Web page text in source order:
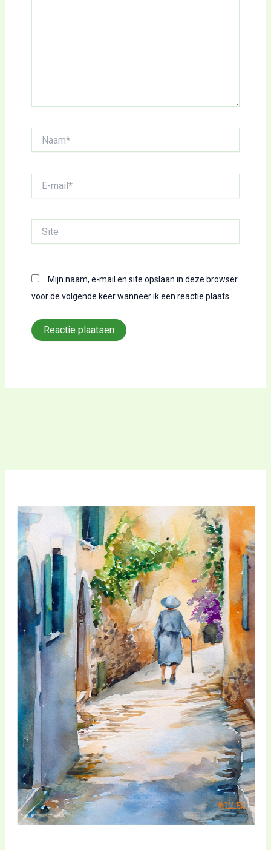
mail*
Mijn naam, e-mail en site opslaan in deze browser
voor de volgende keer wanneer ik een reactie plaats.